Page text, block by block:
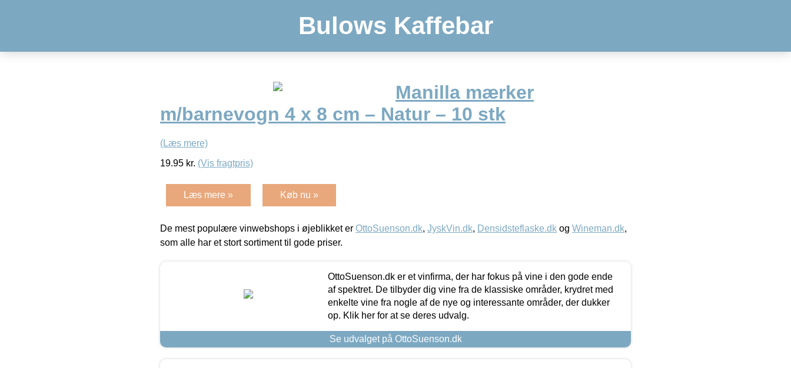
Bulows Kaffebar
Manilla mærker
m/barnevogn 4 x 8 cm – Natur – 10 stk
(Læs mere)
19.95 kr. (Vis fragtpris)
Læs mere » Køb nu »
De mest populære vinwebshops i øjeblikket er OttoSuenson.dk, JyskVin.dk, Densidsteflaske.dk og Wineman.dk,
som alle har et stort sortiment til gode priser.
OttoSuenson.dk er et vinfirma, der har fokus på vine i den gode ende
af spektret. De tilbyder dig vine fra de klassiske områder, krydret med
enkelte vine fra nogle af de nye og interessante områder, der dukker
op. Klik her for at se deres udvalg.
Se udvalget på OttoSuenson.dk